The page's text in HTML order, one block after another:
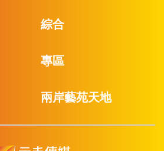
綜合
專區
兩岸藝苑天地